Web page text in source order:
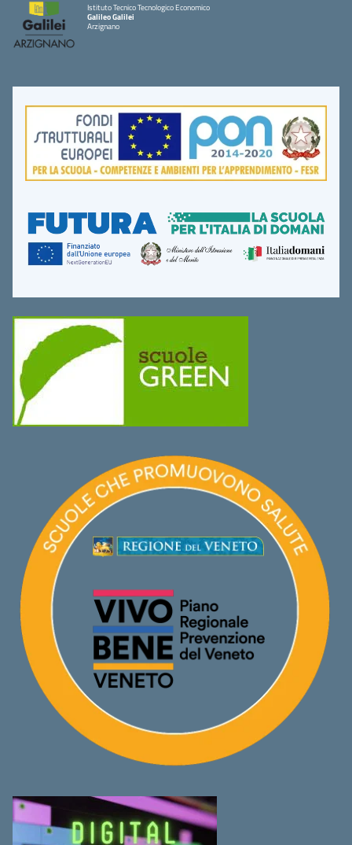
Istituto Tecnico Tecnologico Economico
Galileo Galilei
Arzignano